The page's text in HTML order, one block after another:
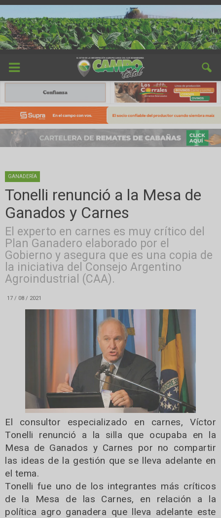
GANADERÍA
Tonelli renunció a la Mesa de
Ganados y Carnes
El experto en carnes es muy crítico del
Plan Ganadero elaborado por el
Gobierno y asegura que es una copia de
la iniciativa del Consejo Argentino
Agroindustrial (CAA).
17 / 08 / 2021
El consultor especializado en carnes, Víctor
Tonelli renunció a la silla que ocupaba en la
Mesa de Ganados y Carnes por no compartir
las ideas de la gestión que se lleva adelante en
el tema.
Tonelli fue uno de los integrantes más críticos
de la Mesa de las Carnes, en relación a la
política agro ganadera que lleva adelante este